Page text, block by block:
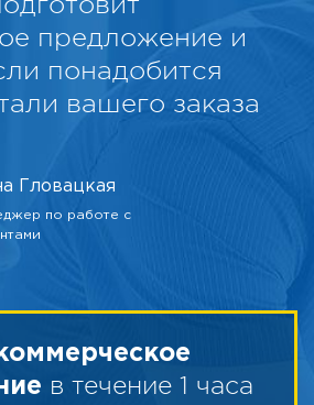
предложение и
понадобится
вашего заказа
Гловацкая
по работе с
в течение 1 часа